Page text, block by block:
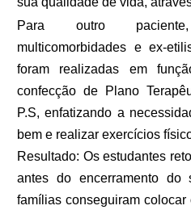
Para outro
multicomorbidades e ex-
foram realizadas em
confecção de Plano
P.S, enfatizando a
bem e realizar exercícios
Resultado: Os estudantes
antes do encerramento
famílias conseguiram